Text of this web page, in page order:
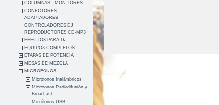
COLUMNAS - MONITORES
CONECTORES -
ADAPTADORES
CONTROLADORES DJ +
REPRODUCTORES CD-MP3
EFECTOS PARA DJ
EQUIPOS COMPLETOS
ETAPAS DE POTENCIA
MESAS DE MEZCLA
MICROFONOS
Micrófonos Inalámbricos
Micrófonos Radiodifusión y
Broadcast
Micrófonos USB